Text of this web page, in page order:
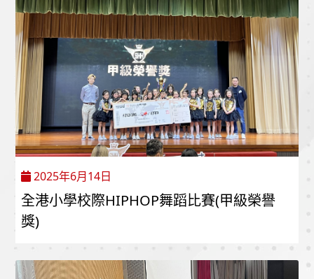
2025年6月14日
全港小學校際HIPHOP舞蹈比賽(甲級榮譽
獎)